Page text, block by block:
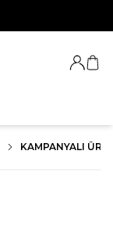
Giriş
KAMPANYALI